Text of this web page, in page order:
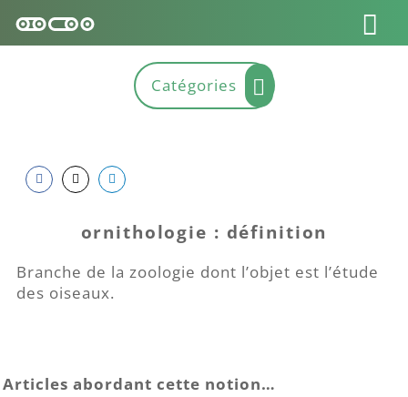
on
ornithologie : définition
Branche de la zoologie dont l’objet est l’étude
des oiseaux.
Articles abordant cette notion…